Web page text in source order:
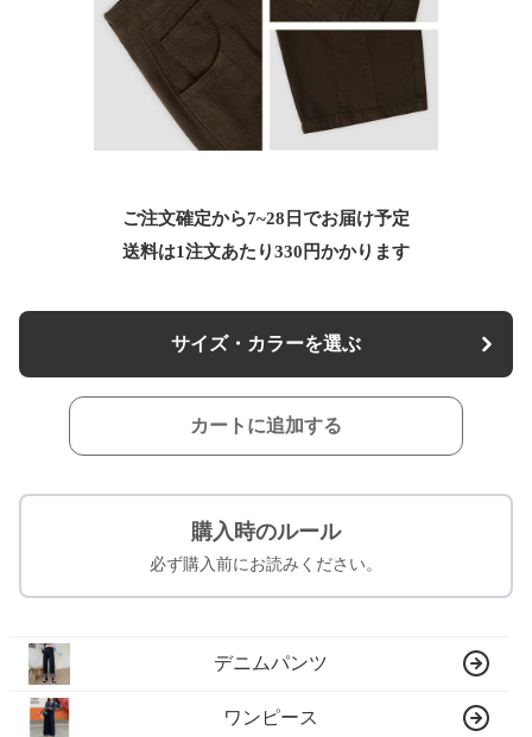
ご注文確定から7~28日でお届け予定
送料は1注文あたり330 円かかります
サイズ・カラーを選ぶ
カートに追加する
購入時のルール
必ず購入前にお読みください。
デニムパンツ
ワンピース